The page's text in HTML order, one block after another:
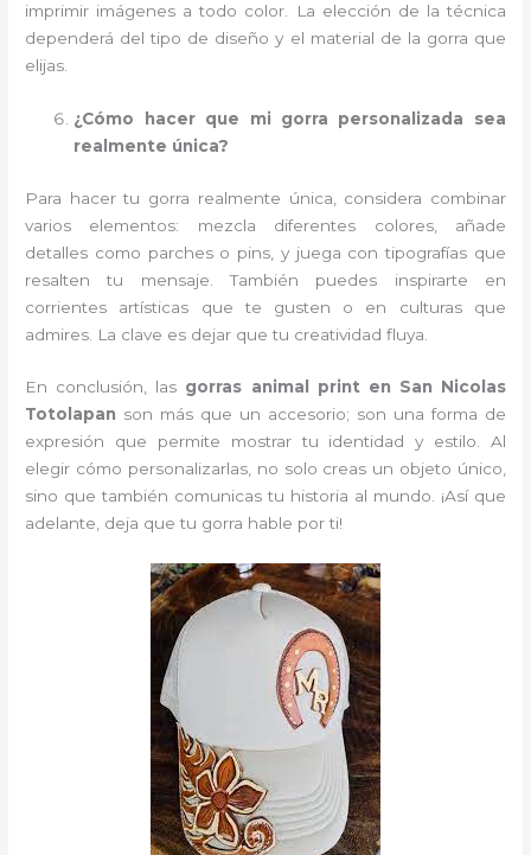
imprimir imágenes a todo color. La elección de la técnica
dependerá del tipo de diseño y el material de la gorra que
elijas.
¿Cómo hacer que mi gorra personalizada sea
realmente única?
Para hacer tu gorra realmente única, considera combinar
varios elementos: mezcla diferentes colores, añade
detalles como parches o pins, y juega con tipografías que
resalten tu mensaje. También puedes inspirarte en
corrientes artísticas que te gusten o en culturas que
admires. La clave es dejar que tu creatividad fluya.
En conclusión, las gorras animal print en San Nicolas
Totolapan son más que un accesorio; son una forma de
expresión que permite mostrar tu identidad y estilo. Al
elegir cómo personalizarlas, no solo creas un objeto único,
sino que también comunicas tu historia al mundo. ¡Así que
adelante, deja que tu gorra hable por ti!